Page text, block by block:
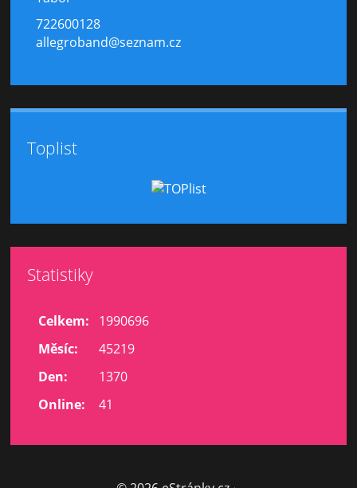
722600128
allegroband@seznam.cz
Toplist
Statistiky
Online: 41
Celkem:
1990696
Měsíc:
45219
Den:
1370